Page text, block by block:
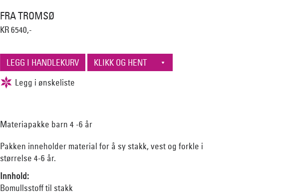
FRA TROMSØ
KR 6540,-
Materiapakke barn 4 -6 år
Pakken inneholder material for å sy stakk, vest og forkle i
størrelse 4-6 år.
Innhold:
Bomullsstoff til stakk